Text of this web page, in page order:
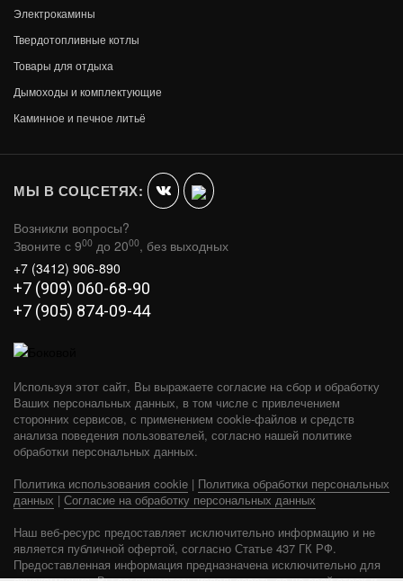
Электрокамины
Твердотопливные котлы
Товары для отдыха
Дымоходы и комплектующие
Каминное и печное литьё
МЫ В СОЦСЕТЯХ:
Возникли вопросы?
Звоните с 900 до 2000, без выходных
+7 (3412) 906-890
+7 (909) 060-68-90
+7 (905) 874-09-44
Используя этот сайт, Вы выражаете согласие на сбор и обработку
Ваших персональных данных, в том числе с привлечением
сторонних сервисов, с применением cookie-файлов и средств
анализа поведения пользователей, согласно нашей политике
обработки персональных данных.
Политика использования cookie | Политика обработки персональных
данных | Согласие на обработку персональных данных
Наш веб-ресурс предоставляет исключительно информацию и не
является публичной офертой, согласно Статье 437 ГК РФ.
Предоставленная информация предназначена исключительно для